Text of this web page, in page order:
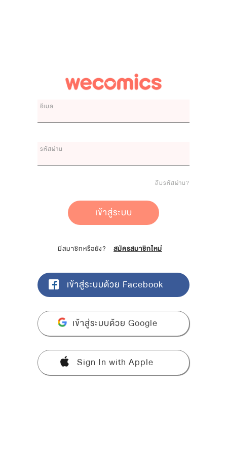
อีเมล
รหัสผ่าน
ลืมรหัสผ่าน?
เข้าสู่ระบบ
มีสมาชิกหรือยัง? สมัครสมาชิกใหม่
เข้าสู่ระบบด้วย Facebook
เข้าสู่ระบบด้วย Google
Sign In with Apple